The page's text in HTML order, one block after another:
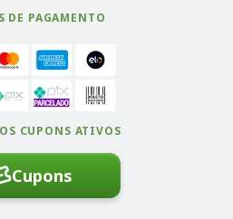
DE PAGAMENTO
CUPONS ATIVOS
Cupons